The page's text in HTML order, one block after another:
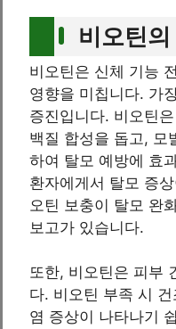
비오틴
비오틴은 신체 기능
영향을 미칩니다. 가
증진입니다. 비오틴
백질 합성을 돕고, 모
하여 탈모 예방에 효
환자에게서 탈모 증
오틴 보충이 탈모 완
보고가 있습니다.
또한, 비오틴은 피부
다. 비오틴 부족 시
염 증상이 나타나기